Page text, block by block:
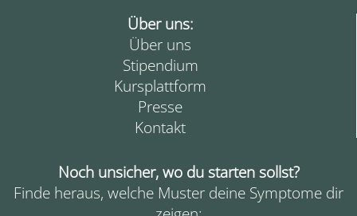
Über uns:
Über uns
Stipendium
Kursplattform
Presse
Kontakt
Noch unsicher, wo du starten sollst?
Finde heraus, welche Muster deine Symptome dir